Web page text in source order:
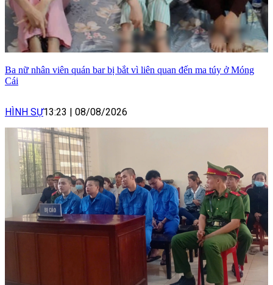
Ba nữ nhân viên quán bar bị bắt vì liên quan đến ma túy ở Móng
Cái
HÌNH SỰ13:23 08/08/2026